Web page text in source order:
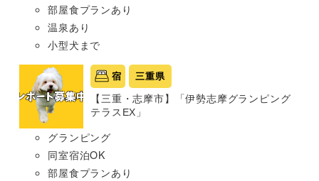
部屋食プランあり
温泉あり
小型犬まで
宿 三重県
【三重・志摩市】「伊勢志摩グランピング
テラスEX」
グランピング
同室宿泊OK
部屋食プランあり